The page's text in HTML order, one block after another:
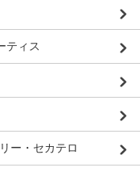
ティス
ー・セカテロ